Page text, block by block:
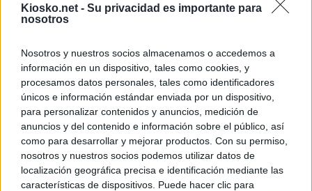
Kiosko.net - Su privacidad es importante para
nosotros
Nosotros y nuestros socios almacenamos o accedemos a
información en un dispositivo, tales como cookies, y
procesamos datos personales, tales como identificadores
únicos e información estándar enviada por un dispositivo,
para personalizar contenidos y anuncios, medición de
anuncios y del contenido e información sobre el público, así
como para desarrollar y mejorar productos. Con su permiso,
nosotros y nuestros socios podemos utilizar datos de
localización geográfica precisa e identificación mediante las
características de dispositivos. Puede hacer clic para
© Kiosko.net Aviso Legal Privacidad y Cookies